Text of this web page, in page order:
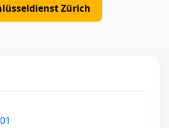
Zürich